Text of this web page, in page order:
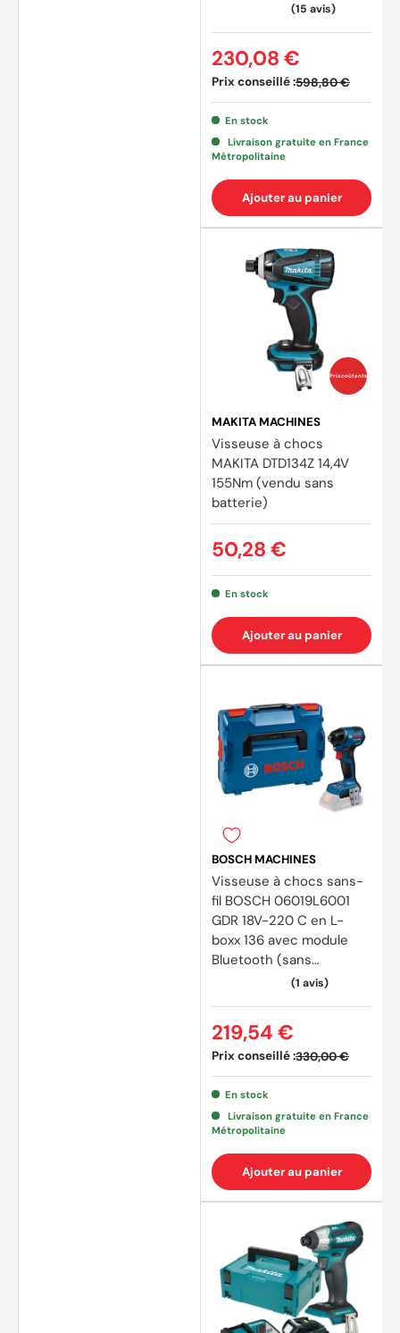
(32
(15
Prix conseillé :598,80 €
230,08 €
En stock
Livraison gratuite en France
Métropolitaine
Ajouter au panier
Prix coûtants
MAKITA MACHINES
Visseuse à chocs
MAKITA DTD134Z 14,4V
155Nm (vendu sans
batterie)
50,28 €
En stock
Ajouter au panier
BOSCH MACHINES
Visseuse à chocs sans-
fil BOSCH 06019L6001
GDR 18V-220 C en L-
boxx 136 avec module
Bluetooth (sans
batteries, sans chargeur)
Prix conseillé :330,00 €
219,54 €
En stock
Livraison gratuite en France
Métropolitaine
Ajouter au panier